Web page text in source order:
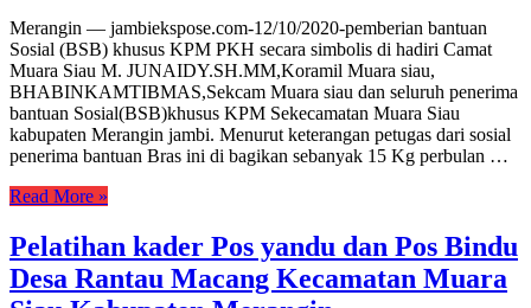
Merangin — jambiekspose.com-12/10/2020-pemberian bantuan
Sosial (BSB) khusus KPM PKH secara simbolis di hadiri Camat
Muara Siau M. JUNAIDY.SH.MM,Koramil Muara siau,
BHABINKAMTIBMAS,Sekcam Muara siau dan seluruh penerima
bantuan Sosial(BSB)khusus KPM Sekecamatan Muara Siau
kabupaten Merangin jambi. Menurut keterangan petugas dari sosial
penerima bantuan Bras ini di bagikan sebanyak 15 Kg perbulan …
Read More »
Pelatihan kader Pos yandu dan Pos Bindu
Desa Rantau Macang Kecamatan Muara